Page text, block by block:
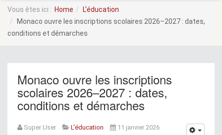
Vous êtes ici : Home
L'éducation
Monaco ouvre les inscriptions scolaires 2026–2027 : dates,
conditions et démarches
Monaco ouvre les inscriptions
scolaires 2026–2027 : dates,
conditions et démarches
Super User L'éducation 11 janvier 2026